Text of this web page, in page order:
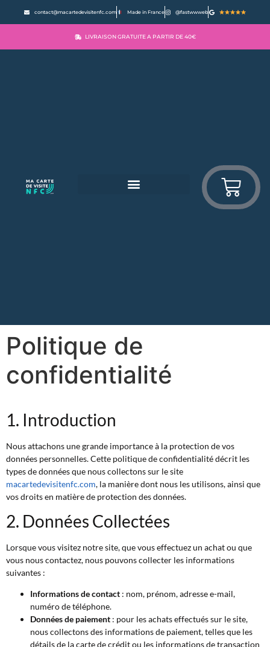
contact@macartedevisitenfc.com Made in France @fastwwweb
LIVRAISON GRATUITE A PARTIR DE 40€
Politique de
confidentialité
1. Introduction
Nous attachons une grande importance à la protection de vos
données personnelles. Cette politique de confidentialité décrit les
types de données que nous collectons sur le site
macartedevisitenfc.com, la manière dont nous les utilisons, ainsi que
vos droits en matière de protection des données.
2. Données Collectées
Lorsque vous visitez notre site, que vous effectuez un achat ou que
vous nous contactez, nous pouvons collecter les informations
suivantes :
Informations de contact : nom, prénom, adresse e-mail,
numéro de téléphone.
Données de paiement : pour les achats effectués sur le site,
nous collectons des informations de paiement, telles que les
détails de la carte de crédit ou les informations de transaction